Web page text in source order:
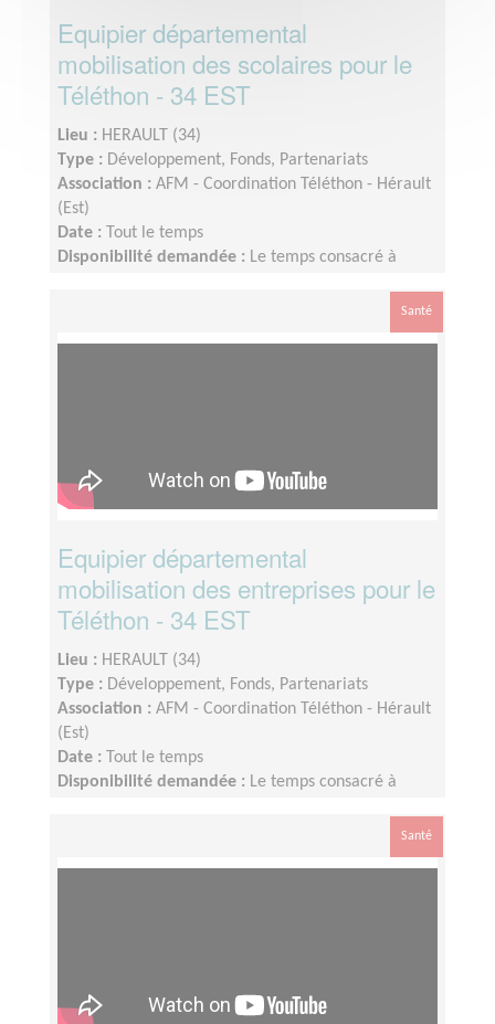
Equipier départemental
mobilisation des scolaires pour le
Téléthon - 34 EST
Lieu : HERAULT (34)
Type : Développement, Fonds, Partenariats
Association : AFM - Coordination Téléthon - Hérault
(Est)
Date :
Tout le temps
Disponibilité demandée : Le temps consacré à
sollicitation est plus importante de Septembre àSanté
Equipier départemental
mobilisation des entreprises pour le
Téléthon - 34 EST
Lieu : HERAULT (34)
Type : Développement, Fonds, Partenariats
Association : AFM - Coordination Téléthon - Hérault
(Est)
Date :
Tout le temps
Disponibilité demandée : Le temps consacré à
sollicitation est plus importante de Septembre àSanté